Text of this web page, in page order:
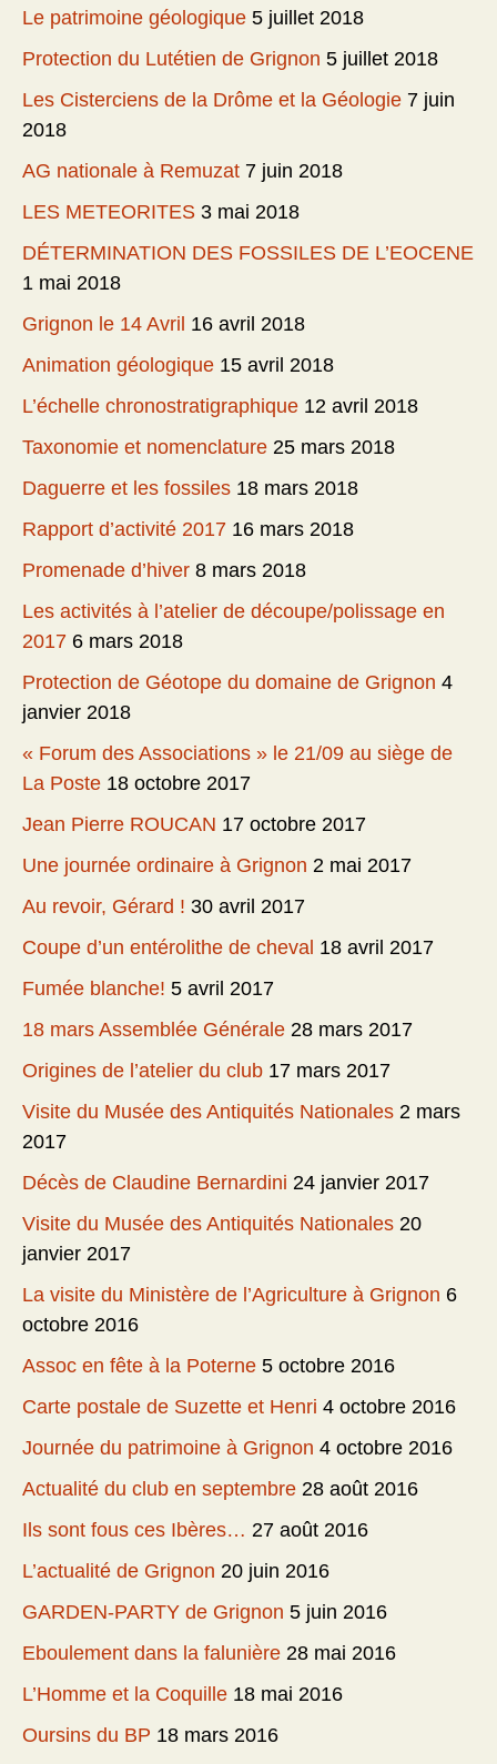
Le patrimoine géologique 5 juillet 2018
Protection du Lutétien de Grignon 5 juillet 2018
Les Cisterciens de la Drôme et la Géologie 7 juin
2018
AG nationale à Remuzat 7 juin 2018
LES METEORITES 3 mai 2018
DÉTERMINATION DES FOSSILES DE L’EOCENE
1 mai 2018
Grignon le 14 Avril 16 avril 2018
Animation géologique 15 avril 2018
L’échelle chronostratigraphique 12 avril 2018
Taxonomie et nomenclature 25 mars 2018
Daguerre et les fossiles 18 mars 2018
Rapport d’activité 2017 16 mars 2018
Promenade d’hiver 8 mars 2018
Les activités à l’atelier de découpe/polissage en
2017 6 mars 2018
Protection de Géotope du domaine de Grignon 4
janvier 2018
« Forum des Associations » le 21/09 au siège de
La Poste 18 octobre 2017
Jean Pierre ROUCAN 17 octobre 2017
Une journée ordinaire à Grignon 2 mai 2017
Au revoir, Gérard ! 30 avril 2017
Coupe d’un entérolithe de cheval 18 avril 2017
Fumée blanche! 5 avril 2017
18 mars Assemblée Générale 28 mars 2017
Origines de l’atelier du club 17 mars 2017
Visite du Musée des Antiquités Nationales 2 mars
2017
Décès de Claudine Bernardini 24 janvier 2017
Visite du Musée des Antiquités Nationales 20
janvier 2017
La visite du Ministère de l’Agriculture à Grignon 6
octobre 2016
Assoc en fête à la Poterne 5 octobre 2016
Carte postale de Suzette et Henri 4 octobre 2016
Journée du patrimoine à Grignon 4 octobre 2016
Actualité du club en septembre 28 août 2016
Ils sont fous ces Ibères… 27 août 2016
L’actualité de Grignon 20 juin 2016
GARDEN-PARTY de Grignon 5 juin 2016
Eboulement dans la falunière 28 mai 2016
L’Homme et la Coquille 18 mai 2016
Oursins du BP 18 mars 2016